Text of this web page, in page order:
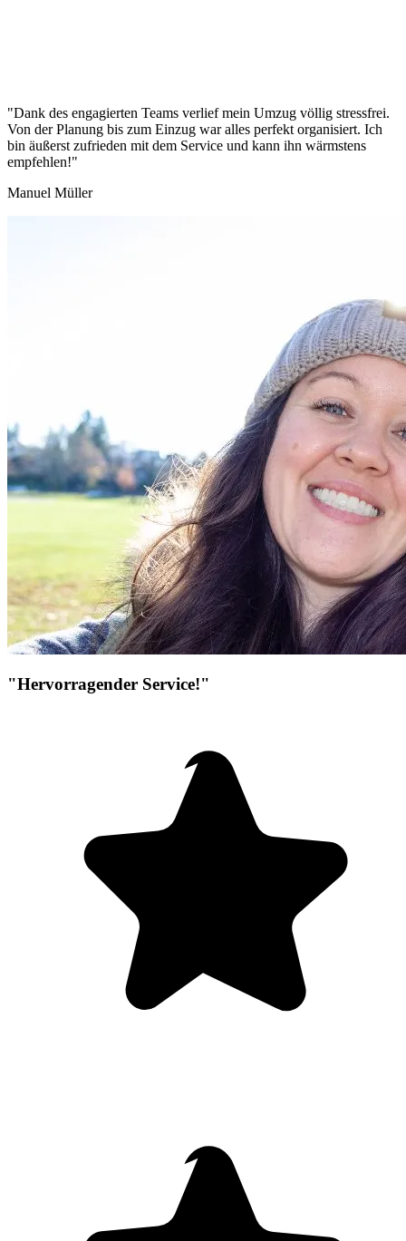
"Dank des engagierten Teams verlief mein Umzug völlig stressfrei.
Von der Planung bis zum Einzug war alles perfekt organisiert. Ich
bin äußerst zufrieden mit dem Service und kann ihn wärmstens
empfehlen!"
Manuel Müller
"Hervorragender Service!"